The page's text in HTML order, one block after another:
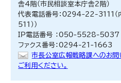
舎4階（市民相談室本庁舎2階）
代表電話番号：0294-22-3111（
511））
IP電話番号 ：050-5528-5037
ファクス番号：0294-21-1663
市長公室広報戦略課へのお問
ご利用ください。